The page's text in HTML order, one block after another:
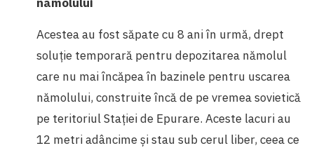
Acestea au fost săpate cu 8 ani în urmă, drept
soluție temporară pentru depozitarea nămolul
care nu mai încăpea în bazinele pentru uscarea
nămolului, construite încă de pe vremea sovietică
pe teritoriul Stației de Epurare. Aceste lacuri au
12 metri adâncime și stau sub cerul liber, ceea ce